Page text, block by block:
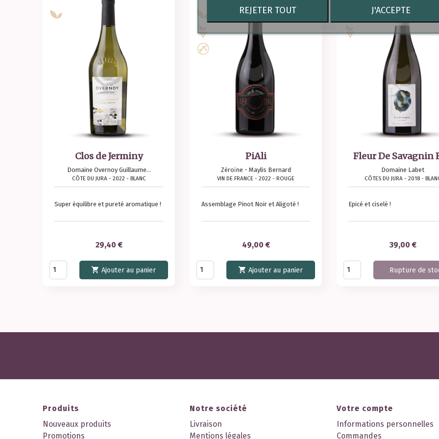
Clos de Jerminy
Domaine Overnoy Guillaume...
CÔTE DU JURA - 2022 - BLANC
Super équilibre et pureté aromatique !
Prix
29,40 €
 Ajouter au panier
PiAli
Zéroïne - Maylis Bernard
VIN DE FRANCE - 2022 - ROUGE
Assemblage Pinot Noir et Aligoté !
Prix
49,00 €
 Ajouter au panier
Fleur De Savagnin
Domaine Labet
CÔTES DU JURA - 2018 -
Epicé et ciselé !
Prix
39,00 €
Rupture de
Produits
Nouveaux produits
Promotions
Notre société
Livraison
Mentions légales
Votre compte
Informations personnelles
Commandes
REJETER TOUT J'ACCEPTE